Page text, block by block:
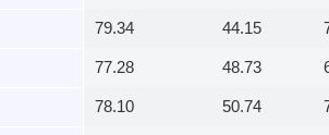
79.34 44.15
77.28 48.73
78.10 50.74